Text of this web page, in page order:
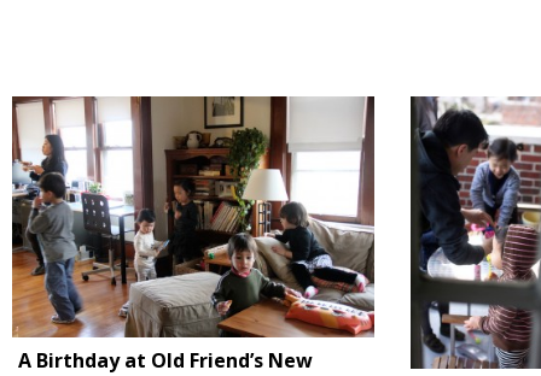
A Birthday at Old Friend’s New